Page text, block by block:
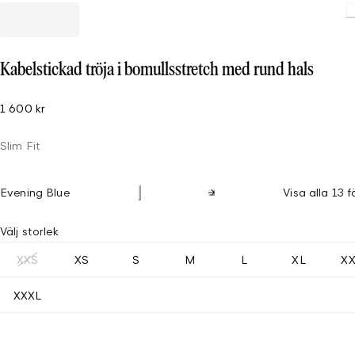
Kabelstickad tröja i bomullsstretch med rund hals
1 600 kr
Slim Fit
Evening Blue Visa alla 13
Välj storlek
XXS XS S M L XL
XXXL